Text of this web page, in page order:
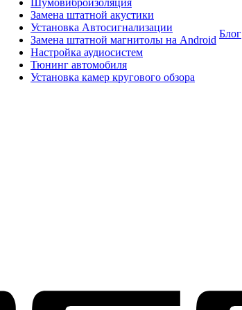
Шумовиброизоляция
Замена штатной акустики
Установка Автосигнализации
Замена штатной магнитолы на Android
Настройка аудиосистем
Тюнинг автомобиля
Установка камер кругового обзора
Блог